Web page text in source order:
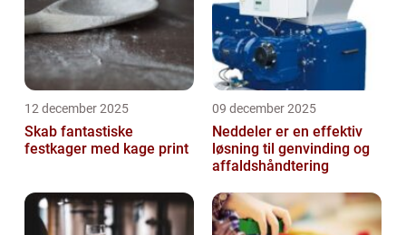
12 december 2025
Skab fantastiske
festkager med kage print
09 december 2025
Neddeler er en effektiv
løsning til genvinding og
affaldshåndtering